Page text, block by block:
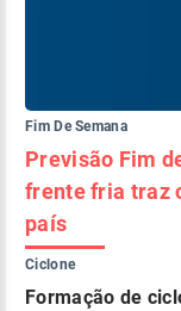
Fim De Semana
Previsão Fim
frente fria traz
país
Ciclone
Formação de